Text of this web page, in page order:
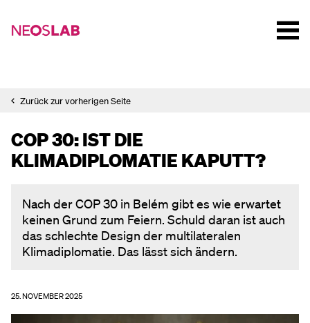
Zurück zur vorherigen Seite
COP 30: IST DIE
KLIMADIPLOMATIE KAPUTT?
Nach der COP 30 in Belém gibt es wie erwartet
keinen Grund zum Feiern. Schuld daran ist auch
das schlechte Design der multilateralen
Klimadiplomatie. Das lässt sich ändern.
25. NOVEMBER 2025